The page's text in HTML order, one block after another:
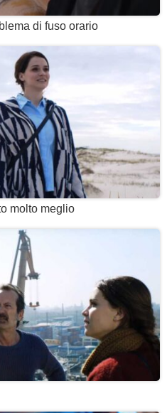
di fuso orario
molto meglio